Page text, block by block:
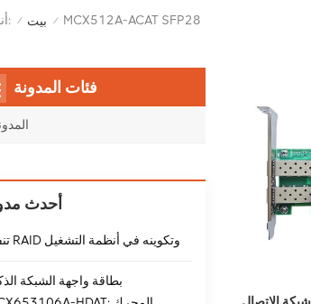
أنت في: / بيت / MCX512A-ACAT SFP28
فئات المدونة
أحدث
تنفيذ RAID وتكوينه في أنظمة التشغيل
بطاقة واجهة الشبكة